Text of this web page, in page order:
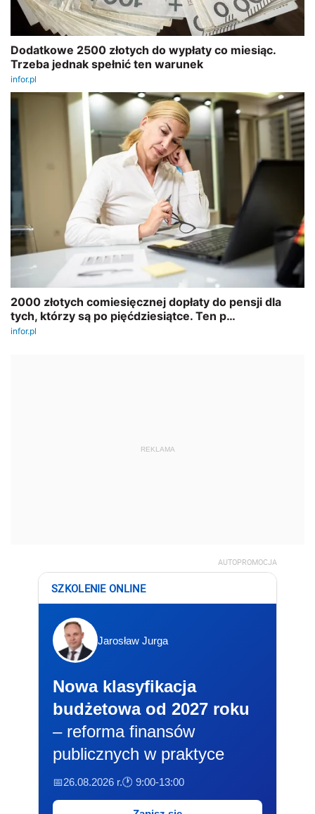
REKLAMA
AUTOPROMOCJA
SZKOLENIE ONLINE
Jarosław Jurga
Nowa klasyfikacja
budżetowa od 2027 roku
– reforma finansów
publicznych w praktyce
📅26.08.2026 r.🕐 9:00-13:00